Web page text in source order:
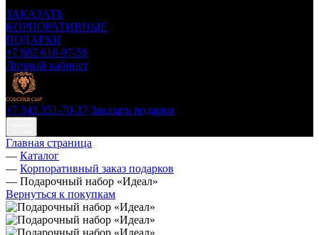
ЗАКАЗАТЬ
КОРПОРАТИВНЫЕ
ПОДАРКИ
+7 982 618-97-59
Личный кабинет
+7 343 351-70-37 Заказать подарки
Главная страница
— Каталог
— Корпоративный заказ подарков
— Подарочный набор «Идеал»
Вернуться к покупкам